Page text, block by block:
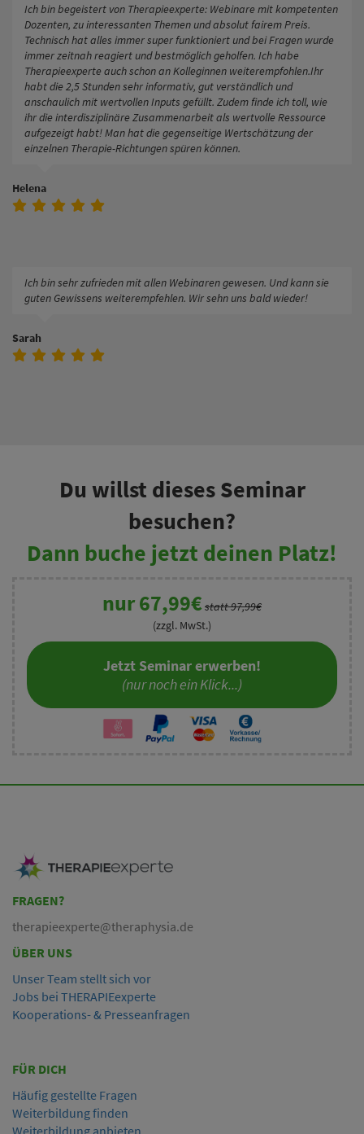
Ich bin begeistert von Therapieexperte: Webinare mit kompetenten
Dozenten, zu interessanten Themen und absolut fairem Preis.
Technisch hat alles immer super funktioniert und bei Fragen wurde
immer zeitnah reagiert und bestmöglich geholfen. Ich habe
Therapieexperte auch schon an Kolleginnen weiterempfohlen.Ihr
habt die 2,5 Stunden sehr informativ, gut verständlich und
anschaulich mit wertvollen Inputs gefüllt. Zudem finde ich toll, wie
ihr die interdisziplinäre Zusammenarbeit als wertvolle Ressource
aufgezeigt habt! Man hat die gegenseitige Wertschätzung der
einzelnen Therapie-Richtungen spüren können.
Helena
Ich bin sehr zufrieden mit allen Webinaren gewesen. Und kann sie
guten Gewissens weiterempfehlen. Wir sehn uns bald wieder!
Sarah
Du willst dieses Seminar
besuchen?
Dann buche jetzt deinen Platz!
nur 67,99€statt 97,99€
(zzgl. MwSt.)
Jetzt Seminar erwerben!
(nur noch ein Klick...)
FRAGEN?
therapieexperte@theraphysia.de
ÜBER UNS
Unser Team stellt sich vor
Jobs bei THERAPIEexperte
Kooperations- & Presseanfragen
FÜR DICH
Häufig gestellte Fragen
Weiterbildung finden
Weiterbildung anbieten